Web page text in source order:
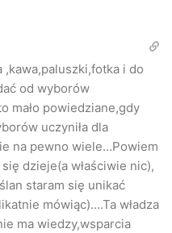
i do
od wyborów
mało powiedziane,gdy
uczyniła dla
na pewno wiele…Powiem
dzieje(a właściwie nic),
staram się unikać
mówiąc)….Ta władza
ma wiedzy,wsparcia